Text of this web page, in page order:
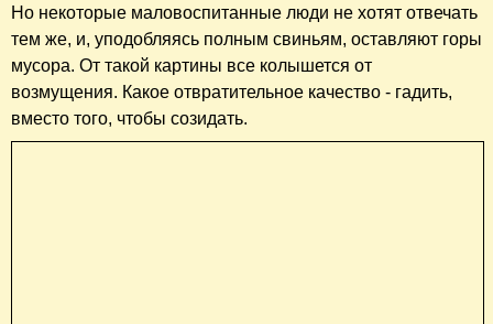
Но некоторые маловоспитанные люди не хотят отвечать
тем же, и, уподобляясь полным свиньям, оставляют горы
мусора. От такой картины все колышется от
возмущения. Какое отвратительное качество - гадить,
вместо того, чтобы созидать.